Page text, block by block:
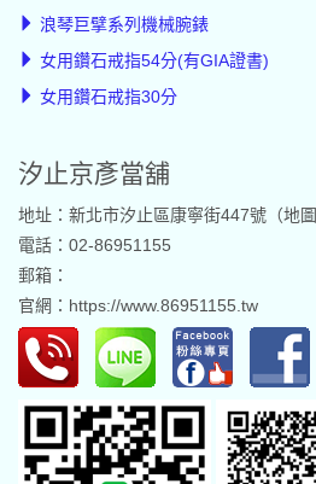
浪琴巨擘系列機械腕錶
女用鑽石戒指54分(有GIA證書)
女用鑽石戒指30分
汐止京彥當舖
地址：新北市汐止區康寧街447號（地圖
電話：02-86951155
郵箱：
官網： https://www.86951155.tw